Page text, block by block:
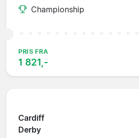
Championship
PRIS FRA
1 821,-
Cardiff
Derby